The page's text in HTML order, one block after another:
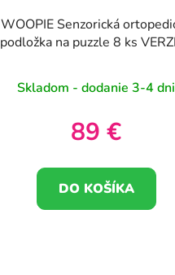
WOOPIE Senzorická
podložka na puzzle 8 ks
Skladom - dodanie 3-4 dni
89 €
DO KOŠÍKA